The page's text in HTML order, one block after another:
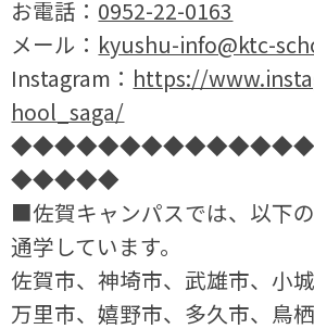
お電話： 0952-22-0163
メール： kyushu-info@ktc-
Instagram： https://
hool_saga/
◆◆◆◆◆
■佐賀キャンパスでは、以下
通学しています。
佐賀市、神埼市、武雄市、小
万里市、嬉野市、多久市、鳥